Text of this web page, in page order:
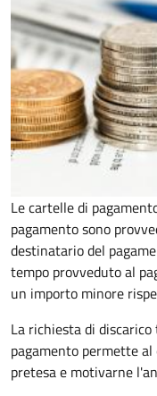
Le cartelle di
pagamento sono
destinatario del
tempo provveduto al
un importo minore
La richiesta di
pagamento permette
pretesa e motivarne